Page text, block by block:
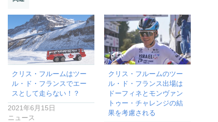
クリス・フルームはツー
ル・ド・フランスでエー
スとして走らない！？
2021年6月15日
ニュース
クリス・フルームのツー
ル・ド・フランス出場は
ドーフィネとモンヴァン
トゥー・チャレンジの結
果を考慮される